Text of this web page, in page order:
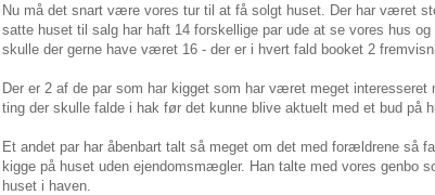
Nu må det snart være vores tur til at få solgt huset. Der har været
satte huset til salg har haft 14 forskellige par ude at se vores hus og
skulle der gerne have været 16 - der er i hvert fald booket 2
Der er 2 af de par som har kigget som har været meget interesseret
ting der skulle falde i hak før det kunne blive aktuelt med et bud på
Et andet par har åbenbart talt så meget om det med forældrene så
kigge på huset uden ejendomsmægler. Han talte med vores genbo
huset i haven.